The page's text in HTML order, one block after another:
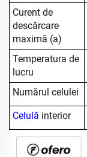
Curent de
descărcare
maximă (a)
Temperatura de
lucru
Numărul celulei
Celulă interior